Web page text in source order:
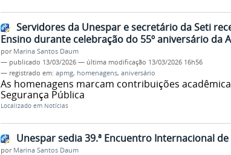
Servidores da Unespar e secretário da Seti
Ensino durante celebração do 55º aniversário da
por Marina Santos Daum
— publicado 13/03/2026 — última modificação 13/03/2026 16h56
— registrado em: apmg, homenagens, aniversário
As homenagens marcam contribuições
Segurança Pública
Localizado em Notícias
Unespar sedia 39.ª Encuentro Internacional
por Marina Santos Daum